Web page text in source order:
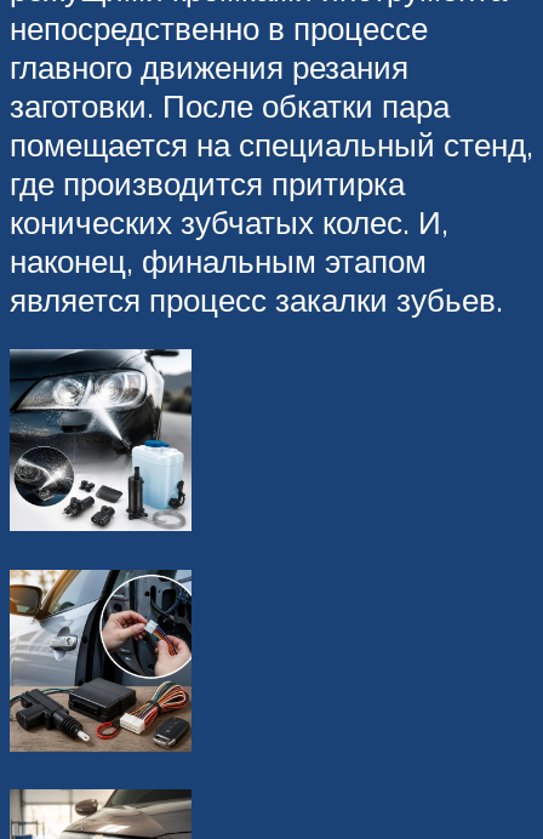
непосредственно в процессе
главного движения резания
заготовки. После обкатки пара
помещается на специальный стенд,
где производится притирка
конических зубчатых колес. И,
наконец, финальным этапом
является процесс закалки зубьев.